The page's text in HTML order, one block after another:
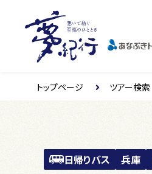
トップページ ツアー検索
日帰りバス 兵庫